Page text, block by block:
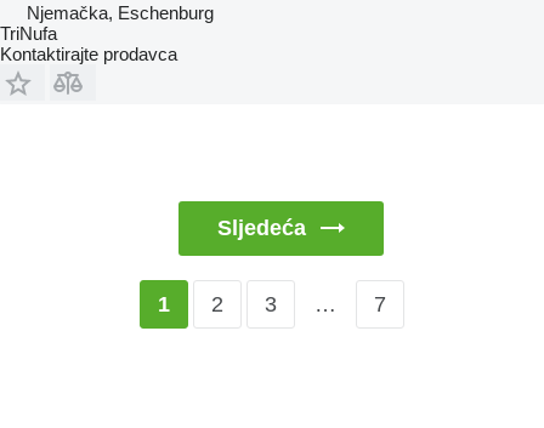
Njemačka, Eschenburg
TriNufa
Kontaktirajte prodavca
Sljedeća
1 2 3 … 7